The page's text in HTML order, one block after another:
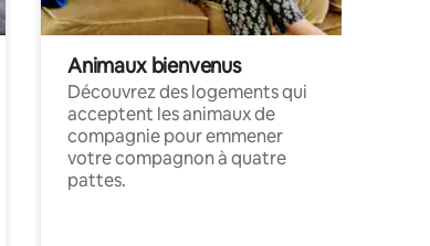
Animaux bienvenus
Découvrez des logements qui
acceptent les animaux de
compagnie pour emmener
votre compagnon à quatre
pattes.